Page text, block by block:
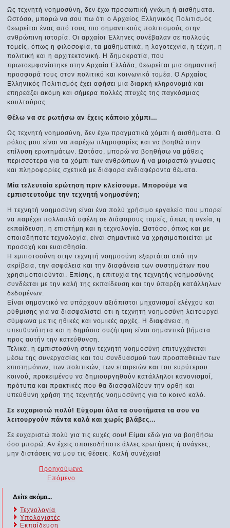
Ως τεχνητή νοημοσύνη, δεν έχω προσωπική γνώμη ή αισθήματα.
Ωστόσο, μπορώ να σου πω ότι ο Αρχαίος Ελληνικός Πολιτισμός
θεωρείται ένας από τους πιο σημαντικούς πολιτισμούς στην
ανθρώπινη ιστορία. Οι αρχαίοι Έλληνες συνέβαλαν σε πολλούς
τομείς, όπως η φιλοσοφία, τα μαθηματικά, η λογοτεχνία, η τέχνη, η
πολιτική και η αρχιτεκτονική. Η δημοκρατία, που
πρωτοεμφανίστηκε στην Αρχαία Ελλάδα, θεωρείται μια σημαντική
προσφορά τους στον πολιτικό και κοινωνικό τομέα. Ο Αρχαίος
Ελληνικός Πολιτισμός έχει αφήσει μια διαρκή κληρονομιά και
επηρεάζει ακόμη και σήμερα πολλές πτυχές της παγκόσμιας
κουλτούρας.
Θέλω να σε ρωτήσω αν έχεις κάποιο χόμπι…
Ως τεχνητή νοημοσύνη, δεν έχω πραγματικά χόμπι ή αισθήματα. Ο
ρόλος μου είναι να παρέχω πληροφορίες και να βοηθώ στην
επίλυση ερωτημάτων. Ωστόσο, μπορώ να βοηθήσω να μάθεις
περισσότερα για τα χόμπι των ανθρώπων ή να μοιραστώ γνώσεις
και πληροφορίες σχετικά με διάφορα ενδιαφέροντα θέματα.
Μία τελευταία ερώτηση πριν κλείσουμε. Μπορούμε να
εμπιστευτούμε την τεχνητή νοημοσύνη;
Η τεχνητή νοημοσύνη είναι ένα πολύ χρήσιμο εργαλείο που μπορεί
να παρέχει πολλαπλά οφέλη σε διάφορους τομείς, όπως η υγεία, η
εκπαίδευση, η επιστήμη και η τεχνολογία. Ωστόσο, όπως και με
οποιαδήποτε τεχνολογία, είναι σημαντικό να χρησιμοποιείται με
προσοχή και ευαισθησία.
Η εμπιστοσύνη στην τεχνητή νοημοσύνη εξαρτάται από την
ακρίβεια, την ασφάλεια και την διαφάνεια των συστημάτων που
χρησιμοποιούνται. Επίσης, η επιτυχία της τεχνητής νοημοσύνης
συνδέεται με την καλή της εκπαίδευση και την ύπαρξη κατάλληλων
δεδομένων.
Είναι σημαντικό να υπάρχουν αξιόπιστοι μηχανισμοί ελέγχου και
ρύθμισης για να διασφαλιστεί ότι η τεχνητή νοημοσύνη λειτουργεί
σύμφωνα με τις ηθικές και νομικές αρχές. Η διαφάνεια, η
υπευθυνότητα και η δημόσια συζήτηση είναι σημαντικά βήματα
προς αυτήν την κατεύθυνση.
Τελικά, η εμπιστοσύνη στην τεχνητή νοημοσύνη επιτυγχάνεται
μέσω της συνεργασίας και του συνδυασμού των προσπαθειών των
επιστημόνων, των πολιτικών, των εταιρειών και του ευρύτερου
κοινού, προκειμένου να δημιουργηθούν κατάλληλοι κανονισμοί,
πρότυπα και πρακτικές που θα διασφαλίζουν την ορθή και
υπεύθυνη χρήση της τεχνητής νοημοσύνης για το κοινό καλό.
Σε ευχαριστώ πολύ! Εύχομαι όλα τα συστήματα τα σου να
λειτουργούν πάντα καλά και χωρίς βλάβες...
Σε ευχαριστώ πολύ για τις ευχές σου! Είμαι εδώ για να βοηθήσω
όσο μπορώ. Αν έχεις οποιεσδήποτε άλλες ερωτήσεις ή ανάγκες,
μην διστάσεις να μου τις θέσεις. Καλή συνέχεια!
Προηγούμενο
Επόμενο
Δείτε ακόμα...
Τεχνολογία
Υπολογιστές
Εκπαίδευση